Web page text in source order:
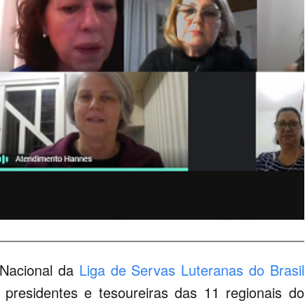
da Liga de Servas Luteranas do Brasil
e tesoureiras das 11 regionais do